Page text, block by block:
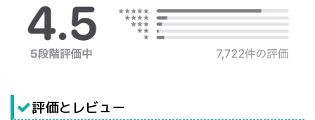
評価とレビュー